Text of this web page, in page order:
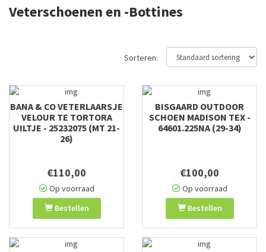
Veterschoenen en -Bottines
Sorteren:
BANA & CO VETERLAARSJE
VELOUR TE TORTORA
UILTJE - 25232075 (MT 21-
26)
€110,00
Op voorraad
Bestellen
BISGAARD OUTDOOR
SCHOEN MADISON TEX -
64601.225NA (29-34)
€100,00
Op voorraad
Bestellen